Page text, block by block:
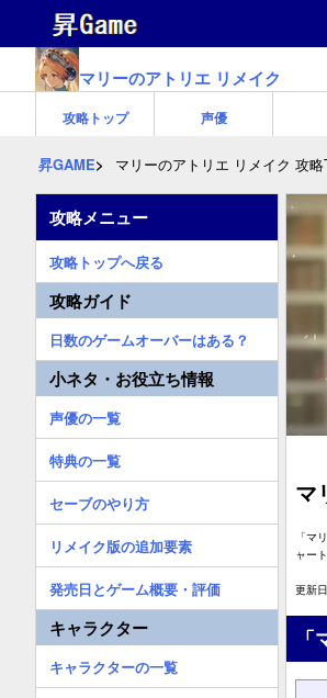
マリーのアトリエ リメイク
攻略トップ 声優
昇GAME マリーのアトリエ リメイク 攻略
マ
「マ
ャー
更新
攻略メニュー
攻略トップへ戻る
攻略ガイド
日数のゲームオーバーはある？
小ネタ・お役立ち情報
声優の一覧
特典の一覧
セーブのやり方
リメイク版の追加要素
発売日とゲーム概要・評価
キャラクター
キャラクターの一覧